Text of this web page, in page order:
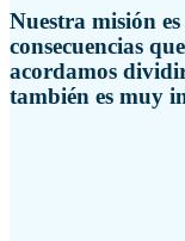
Nuestra misión
consecuencias
acordamos
también es muy